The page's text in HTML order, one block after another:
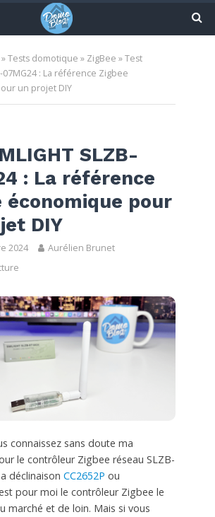
Tests domotique » ZigBee »Test
07MG24 : La référence Zigbee
un projet DIY
SLZB-
: La référence
économique pour
DIY
2024
Aurélien Brunet
connaissez sans doute ma
le contrôleur Zigbee réseau SLZB-
déclinaison CC2652P ou
pour moi le contrôleur Zigbee le
marché et de loin. Mais si vous